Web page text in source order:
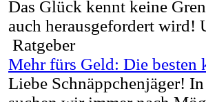
Das Glück kennt keine
auch herausgefordert wird!
Ratgeber
Mehr fürs Geld: Die besten
Liebe Schnäppchenjäger!